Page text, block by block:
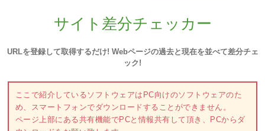
サイト差分チェッカー
URLを登録して取得するだけ! Webページの過去と現在を並べて差分チェ
ック!
ここで紹介しているソフトウェアはPC向けのソフトウェアのた
め、スマートフォンでダウンロードすることができません。
ページ上部にある共有機能でPCと情報共有して頂き、PCからダ